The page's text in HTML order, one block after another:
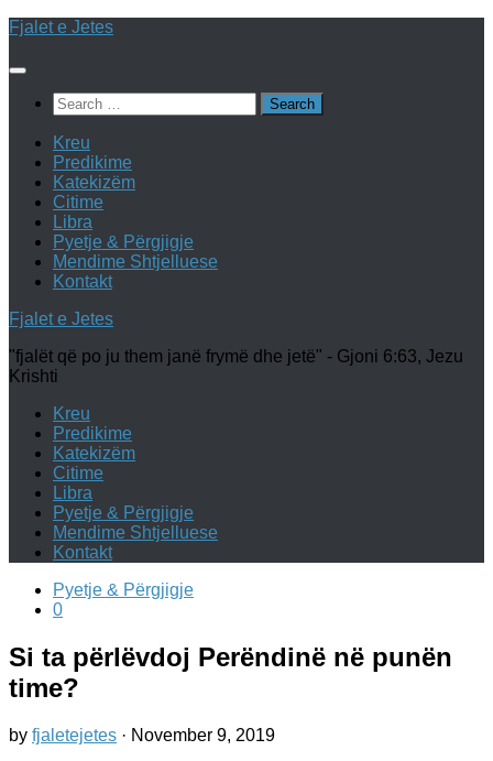
Skip
content
Fjalet e Jetes
Search
for:
Kreu
Predikime
Katekizëm
Citime
Libra
Pyetje & Përgjigje
Mendime Shtjelluese
Kontakt
Fjalet e Jetes
"fjalët që po ju them janë frymë dhe jetë" - Gjoni 6:63, Jezu
Krishti
Kreu
Predikime
Katekizëm
Citime
Libra
Pyetje & Përgjigje
Mendime Shtjelluese
Kontakt
Pyetje & Përgjigje
0
Si ta përlëvdoj Perëndinë në punën
time?
by fjaletejetes · November 9, 2019